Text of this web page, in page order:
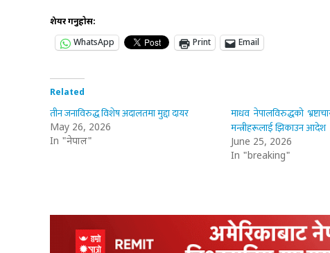
शेयर गर्नुहोस:
WhatsApp
Print Email
Related
तीन जनाविरुद्ध विशेष अदालतमा मुद्दा दायर
May 26, 2026
In "नेपाल"
माधव नेपालविरुद्धको
मन्त्रीहरूलाई झिकाउन आदेश
June 25, 2026
In "breaking"